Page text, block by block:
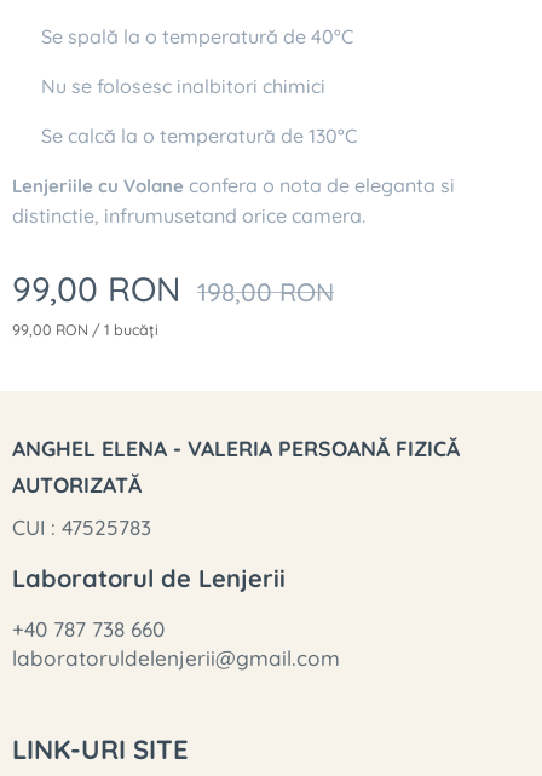
✔ Se spală la o temperatură de 40°C
✔ Nu se folosesc inalbitori chimici
✔ Se calcă la o temperatură de 130°C
Lenjeriile cu Volane confera o nota de eleganta si
distinctie, infrumusetand orice camera.
99,00 RON 198,00RON
99,00 RON / 1 bucăți
ANGHEL ELENA - VALERIA PERSOANĂ FIZICĂ
AUTORIZATĂ
CUI : 47525783
Laboratorul de Lenjerii
+40 787 738 660
laboratoruldelenjerii@gmail.com
LINK-URI SITE